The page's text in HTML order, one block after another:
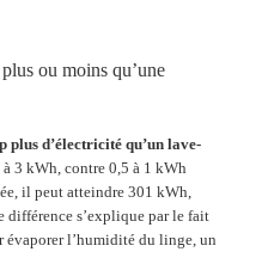
ou moins qu’une
plus d’électricité qu’un lave-
à 3 kWh, contre 0,5 à 1 kWh
il peut atteindre 301 kWh,
différence s’explique par le fait
évaporer l’humidité du linge, un